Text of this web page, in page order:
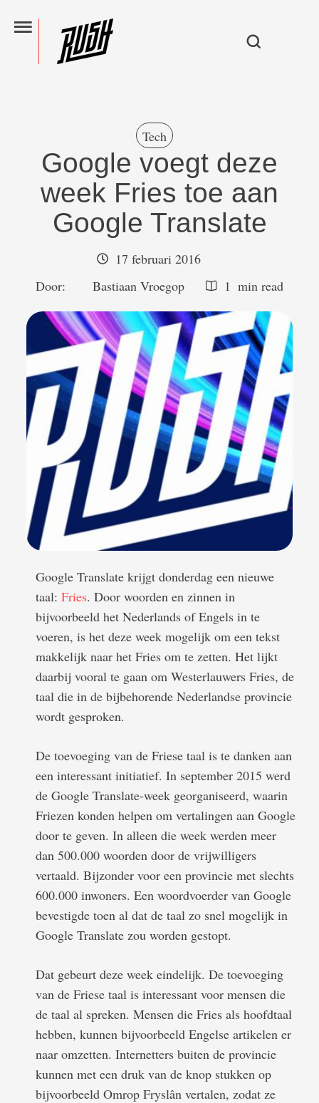
Tech
Google voegt deze
week Fries toe aan
Google Translate
17 februari 2016
Door:
Bastiaan Vroegop 1 min read
Google Translate krijgt donderdag een nieuwe
taal: Fries. Door woorden en zinnen in
bijvoorbeeld het Nederlands of Engels in te
voeren, is het deze week mogelijk om een tekst
makkelijk naar het Fries om te zetten. Het lijkt
daarbij vooral te gaan om Westerlauwers Fries, de
taal die in de bijbehorende Nederlandse provincie
wordt gesproken.
De toevoeging van de Friese taal is te danken aan
een interessant initiatief. In september 2015 werd
de Google Translate-week georganiseerd, waarin
Friezen konden helpen om vertalingen aan Google
door te geven. In alleen die week werden meer
dan 500.000 woorden door de vrijwilligers
vertaald. Bijzonder voor een provincie met slechts
600.000 inwoners. Een woordvoerder van Google
bevestigde toen al dat de taal zo snel mogelijk in
Google Translate zou worden gestopt.
Dat gebeurt deze week eindelijk. De toevoeging
van de Friese taal is interessant voor mensen die
de taal al spreken. Mensen die Fries als hoofdtaal
hebben, kunnen bijvoorbeeld Engelse artikelen er
naar omzetten. Internetters buiten de provincie
kunnen met een druk van de knop stukken op
bijvoorbeeld Omrop Fryslân vertalen, zodat ze